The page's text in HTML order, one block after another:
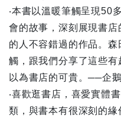
‧本書以溫暖筆觸呈現50
會的故事，深刻展現書
的人不容錯過的作品。
觸，跟我們分享了這些
以為書店的可貴。──企
‧喜歡逛書店，喜愛實體
類，與書本有很深刻的